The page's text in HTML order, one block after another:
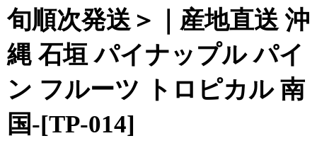
旬順次発送＞｜産地直送 沖
縄 石垣 パイナップル パイ
ン フルーツ トロピカル 南
国-[TP-014]